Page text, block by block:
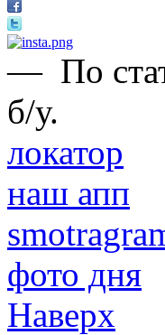
— По
б/у.
локатор
наш апп
фото дня
Наверх